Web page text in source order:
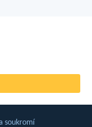
soukromí